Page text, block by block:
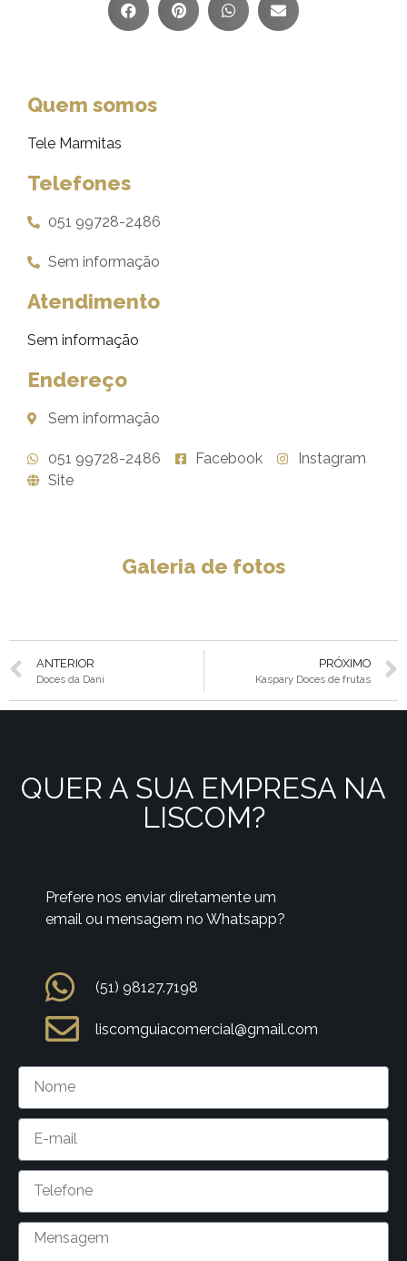
Quem somos
Tele Marmitas
Telefones
051 99728-2486
Sem informação
Atendimento
Sem informação
Endereço
Sem informação
051 99728-2486 Facebook
Instagram
Site
Galeria de fotos
ANTERIOR
Doces da Dani
PRÓXIMO
Kaspary Doces de frutas
QUER A SUA EMPRESA NA
LISCOM?
Prefere nos enviar diretamente um
email ou mensagem no Whatsapp?
(51) 98127.7198
liscomguiacomercial@gmail.com